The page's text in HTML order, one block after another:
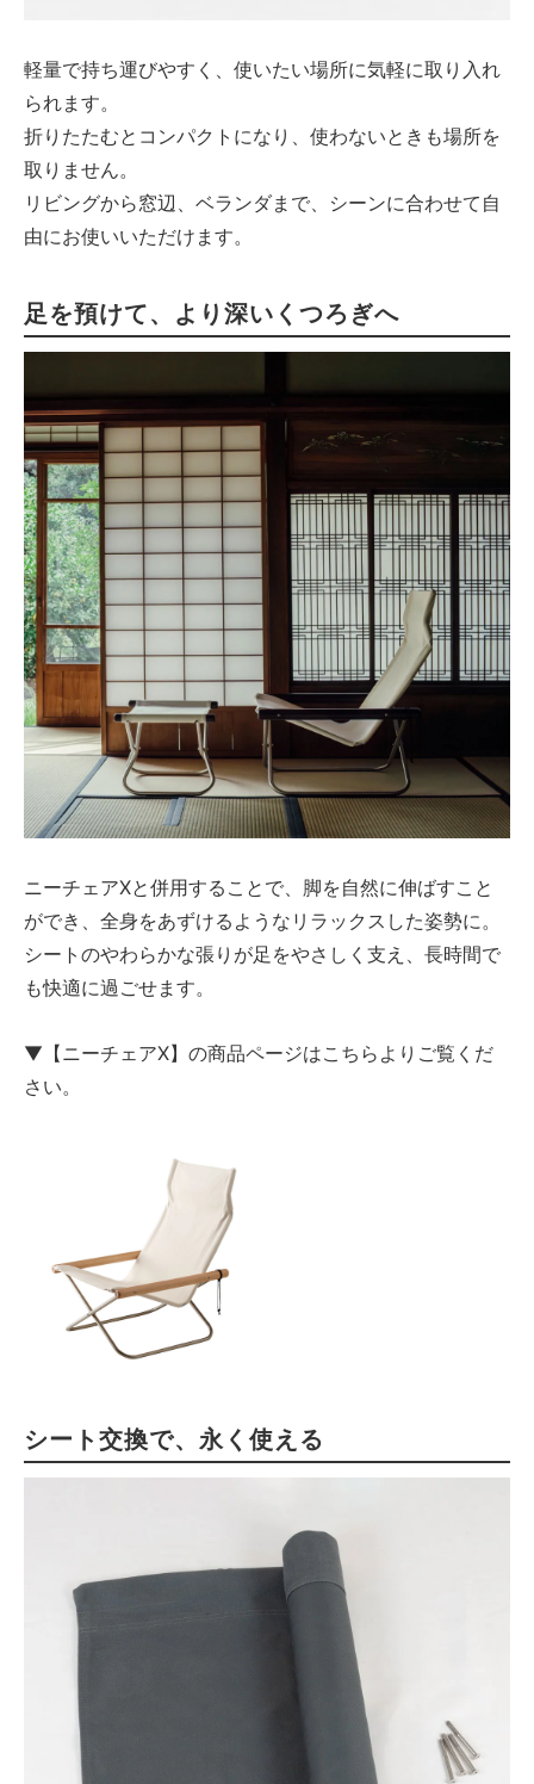
軽量で持ち運びやすく、使いたい場所に気軽に取り入れ
られます。
折りたたむとコンパクトになり、使わないときも場所を
取りません。
リビングから窓辺、ベランダまで、シーンに合わせて自
由にお使いいただけます。
足を預けて、より深いくつろぎへ
ニーチェアXと併用することで、脚を自然に伸ばすこと
ができ、全身をあずけるようなリラックスした姿勢に。
シートのやわらかな張りが足をやさしく支え、長時間で
も快適に過ごせます。
▼【ニーチェアX】の商品ページはこちらよりご覧くだ
さい。
シート交換で、永く使える